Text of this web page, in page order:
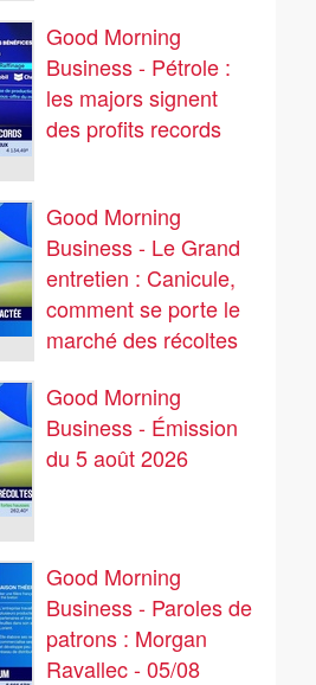
Good Morning
Business - Pétrole :
les majors signent
des profits records
Good Morning
Business - Le Grand
entretien : Canicule,
comment se porte le
marché des récoltes
Good Morning
Business - Émission
du 5 août 2026
Good Morning
Business - Paroles de
patrons : Morgan
Ravallec - 05/08